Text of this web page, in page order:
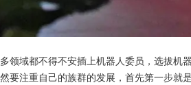
领域都不得不安插上机器人委员，选拔机
要注重自己的族群的发展，首先第一步就